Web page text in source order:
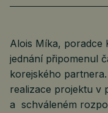
Alois Míka, poradce
jednání připomenul
korejského
realizace projektu v
a schváleném